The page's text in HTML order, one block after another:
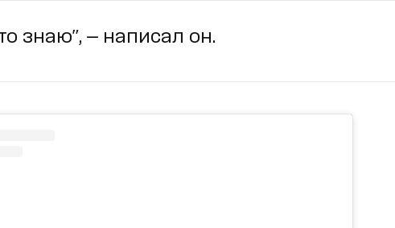
знаю", — написал он.